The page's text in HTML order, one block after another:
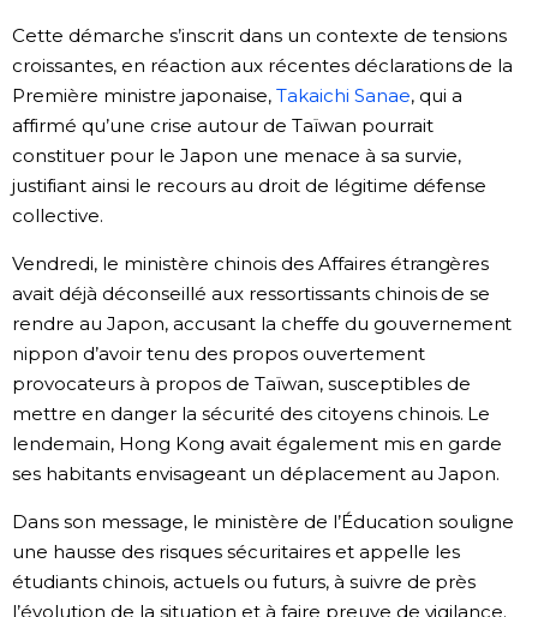
Gastronomie
Le japonais
En plus
Données
Séries
Personnages
Chroniques
Images
Vidéos
official SNS
Cette démarche s’inscrit dans un contexte de tensions
croissantes, en réaction aux récentes déclarations de la
Première ministre japonaise, Takaichi Sanae, qui a
affirmé qu’une crise autour de Taïwan pourrait
constituer pour le Japon une menace à sa survie,
justifiant ainsi le recours au droit de légitime défense
collective.
Vendredi, le ministère chinois des Affaires étrangères
avait déjà déconseillé aux ressortissants chinois de se
rendre au Japon, accusant la cheffe du gouvernement
nippon d’avoir tenu des propos ouvertement
provocateurs à propos de Taïwan, susceptibles de
mettre en danger la sécurité des citoyens chinois. Le
lendemain, Hong Kong avait également mis en garde
ses habitants envisageant un déplacement au Japon.
Dans son message, le ministère de l’Éducation souligne
une hausse des risques sécuritaires et appelle les
étudiants chinois, actuels ou futurs, à suivre de près
l’évolution de la situation et à faire preuve de vigilance.